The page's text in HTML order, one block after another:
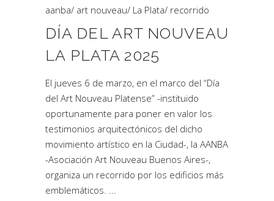
aanba/ art nouveau/ La Plata/ recorrido
DÍA DEL ART NOUVEAU
LA PLATA 2025
El jueves 6 de marzo, en el marco del “Día
del Art Nouveau Platense” -instituido
oportunamente para poner en valor los
testimonios arquitectónicos del dicho
movimiento artístico en la Ciudad-, la AANBA
-Asociación Art Nouveau Buenos Aires-,
organiza un recorrido por los edificios más
emblemáticos.